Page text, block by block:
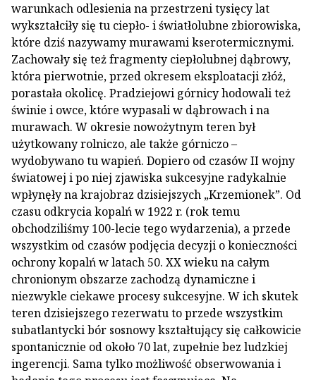
warunkach odlesienia na przestrzeni tysięcy lat
wykształciły się tu ciepło- i światłolubne zbiorowiska,
które dziś nazywamy murawami kserotermicznymi.
Zachowały się też fragmenty ciepłolubnej dąbrowy,
która pierwotnie, przed okresem eksploatacji złóż,
porastała okolicę. Pradziejowi górnicy hodowali też
świnie i owce, które wypasali w dąbrowach i na
murawach. W okresie nowożytnym teren był
użytkowany rolniczo, ale także górniczo –
wydobywano tu wapień. Dopiero od czasów II wojny
światowej i po niej zjawiska sukcesyjne radykalnie
wpłynęły na krajobraz dzisiejszych „Krzemionek”. Od
czasu odkrycia kopalń w 1922 r. (rok temu
obchodziliśmy 100-lecie tego wydarzenia), a przede
wszystkim od czasów podjęcia decyzji o konieczności
ochrony kopalń w latach 50. XX wieku na całym
chronionym obszarze zachodzą dynamiczne i
niezwykle ciekawe procesy sukcesyjne. W ich skutek
teren dzisiejszego rezerwatu to przede wszystkim
subatlantycki bór sosnowy kształtujący się całkowicie
spontanicznie od około 70 lat, zupełnie bez ludzkiej
ingerencji. Sama tylko możliwość obserwowania i